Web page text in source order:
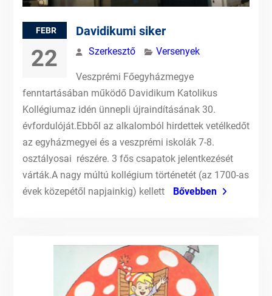
FEBR
22
Davidikumi siker
Szerkesztő Versenyek
Veszprémi Főegyházmegye
fenntartásában működő Davidikum Katolikus
Kollégiumaz idén ünnepli újraindításának 30.
évfordulóját.Ebből az alkalomból hirdettek vetélkedőt
az egyházmegyei és a veszprémi iskolák 7-8.
osztályosai részére. 3 fős csapatok jelentkezését
várták.A nagy múltú kollégium történetét (az 1700-as
évek közepétől napjainkig) kellett
Bővebben